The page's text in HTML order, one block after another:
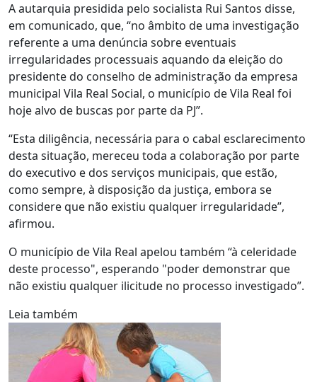
A autarquia presidida pelo socialista Rui Santos disse,
em comunicado, que, “no âmbito de uma investigação
referente a uma denúncia sobre eventuais
irregularidades processuais aquando da eleição do
presidente do conselho de administração da empresa
municipal Vila Real Social, o município de Vila Real foi
hoje alvo de buscas por parte da PJ”.
“Esta diligência, necessária para o cabal esclarecimento
desta situação, mereceu toda a colaboração por parte
do executivo e dos serviços municipais, que estão,
como sempre, à disposição da justiça, embora se
considere que não existiu qualquer irregularidade”,
afirmou.
O município de Vila Real apelou também “à celeridade
deste processo", esperando "poder demonstrar que
não existiu qualquer ilicitude no processo investigado”.
Leia também